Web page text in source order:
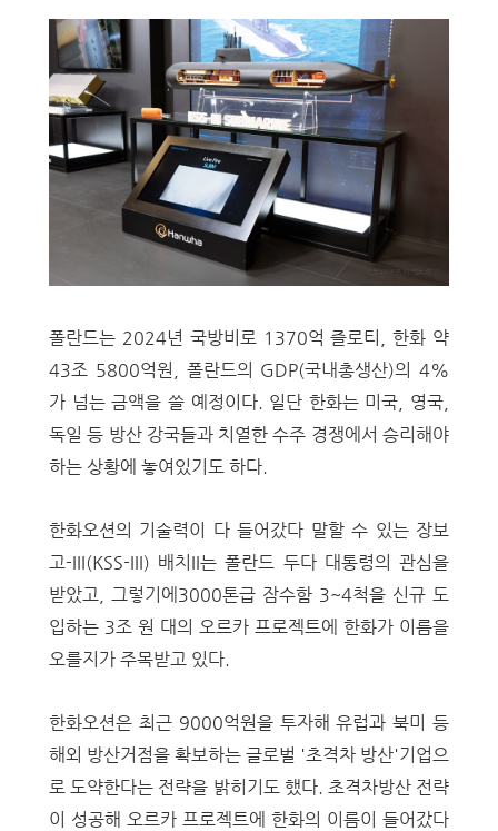
폴란드는 2024년 국방비로 1370억 즐로티, 한화 약
43조 5800억원, 폴란드의 GDP(국내총생산)의 4%
가 넘는 금액을 쓸 예정이다. 일단 한화는 미국, 영국,
독일 등 방산 강국들과 치열한 수주 경쟁에서 승리해야
하는 상황에 놓여있기도 하다.
한화오션의 기술력이 다 들어갔다 말할 수 있는 장보
고-III(KSS-III) 배치II는 폴란드 두다 대통령의 관심을
받았고, 그렇기에3000톤급 잠수함 3~4척을 신규 도
입하는 3조 원 대의 오르카 프로젝트에 한화가 이름을
오를지가 주목받고 있다.
한화오션은 최근 9000억원을 투자해 유럽과 북미 등
해외 방산거점을 확보하는 글로벌 '초격차 방산'기업으
로 도약한다는 전략을 밝히기도 했다. 초격차방산 전략
이 성공해 오르카 프로젝트에 한화의 이름이 들어갔다